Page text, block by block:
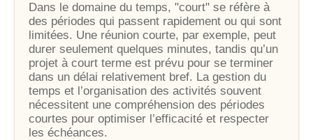
Dans le domaine du temps, "court" se réfère à
des périodes qui passent rapidement ou qui sont
limitées. Une réunion courte, par exemple, peut
durer seulement quelques minutes, tandis qu’un
projet à court terme est prévu pour se terminer
dans un délai relativement bref. La gestion du
temps et l’organisation des activités souvent
nécessitent une compréhension des périodes
courtes pour optimiser l’efficacité et respecter
les échéances.